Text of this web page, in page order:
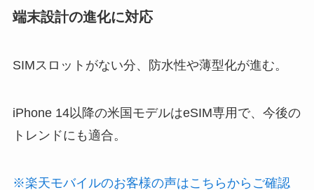
端末設計の進化に対応
SIMスロットがない分、防水性や薄型化が進む。
iPhone 14以降の米国モデルはeSIM専用で、今後の
トレンドにも適合。
※楽天モバイルのお客様の声はこちらからご確認